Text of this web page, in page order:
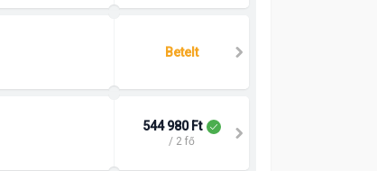
Betelt
544 980 Ft
/ 2 fő